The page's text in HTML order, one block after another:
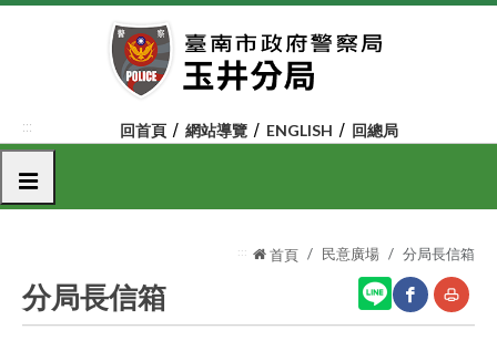
跳
容
塊
::: 回首頁 網站導覽 ENGLISH 回總局
選單
::: 首頁 民意廣場 分局長信箱
分局長信箱